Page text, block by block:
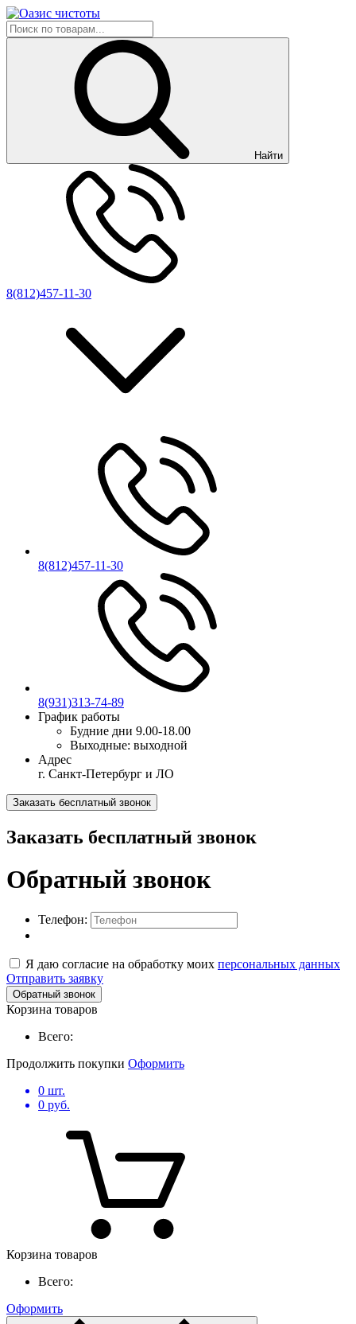
Найти
8(812)457-11-30
8(812)457-11-30
8(931)313-74-89
График работы
Будние дни 9.00-18.00
Выходные: выходной
Адрес
г. Санкт-Петербург и ЛО
Заказать бесплатный звонок
Заказать бесплатный звонок
Обратный звонок
Телефон:
Я даю согласие на обработку моих персональных данных
Отправить заявку
Обратный звонок
Корзина товаров
Всего:
Продолжить покупки Оформить
0 шт.
0 руб.
Корзина товаров
Всего:
Оформить